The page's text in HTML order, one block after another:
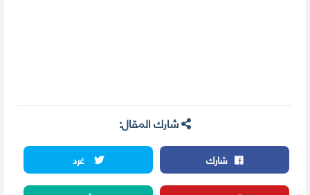
شارك المقال:
شارك
غرد